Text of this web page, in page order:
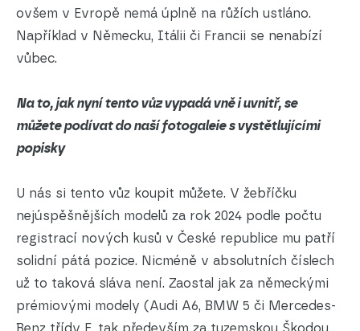
ovšem v Evropě nemá úplně na růžích ustláno.
Například v Německu, Itálii či Francii se nenabízí
vůbec.
Na to, jak nyní tento vůz vypadá vně i uvnitř, se
můžete podívat do naší fotogaleie s vystětlujícími
popisky
U nás si tento vůz koupit můžete. V žebříčku
nejúspěšnějších modelů za rok 2024 podle počtu
registrací nových kusů v České republice mu patří
solidní pátá pozice. Nicméně v absolutních číslech
už to taková sláva není. Zaostal jak za německými
prémiovými modely (Audi A6, BMW 5 či Mercedes-